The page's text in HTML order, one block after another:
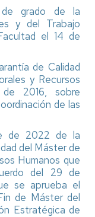
grado de la
y del Trabajo
el 14 de
de Calidad
y Recursos
2016, sobre
de las
de 2022 de la
del Máster de
Humanos que
del 29 de
se aprueba el
de Máster del
Estratégica de